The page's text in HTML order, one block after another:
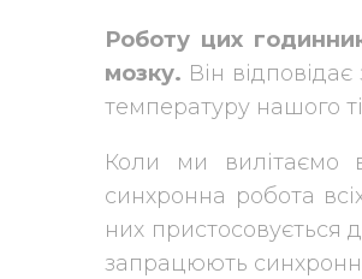
Роботу цих
мозку. Він
температуру нашого
Коли ми вилітаємо
синхронна робота
них пристосовується
запрацюють